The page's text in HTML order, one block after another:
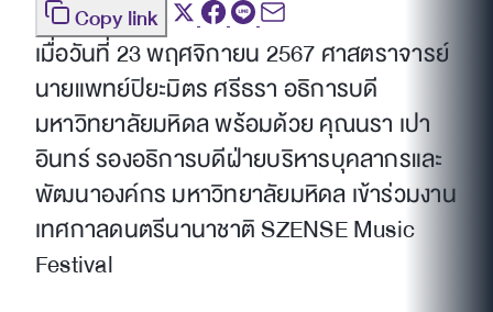
Copy link
เมื่อวันที่ 23 พฤศจิกายน 2567 ศาสตราจารย์
นายแพทย์ปิยะมิตร ศรีธรา อธิการบดี
มหาวิทยาลัยมหิดล พร้อมด้วย คุณนรา เปา
อินทร์ รองอธิการบดีฝ่ายบริหารบุคลากรและ
พัฒนาองค์กร มหาวิทยาลัยมหิดล เข้าร่วมงาน
เทศกาลดนตรีนานาชาติ SZENSE Music
Festival